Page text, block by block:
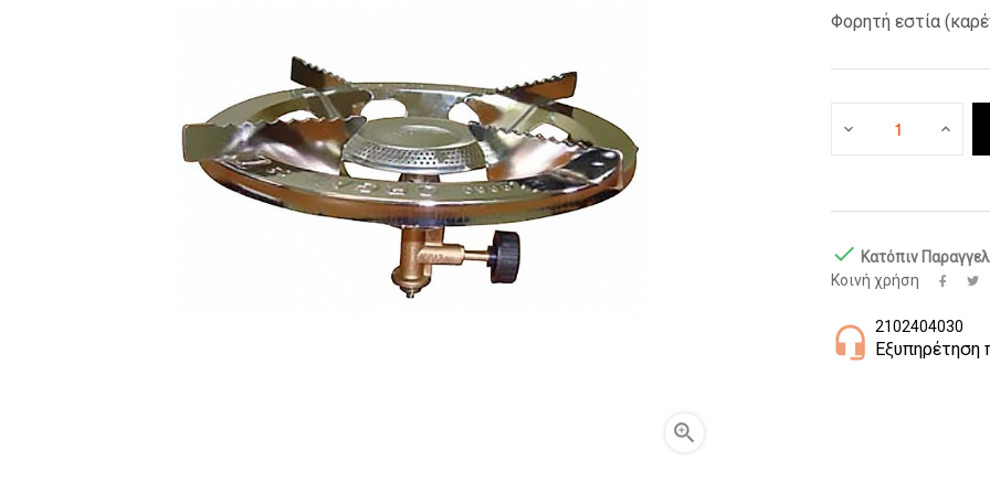

Φορητή εστία
 Κατόπιν
Κοινή χρήση
2102404030
Εξυπηρέτηση